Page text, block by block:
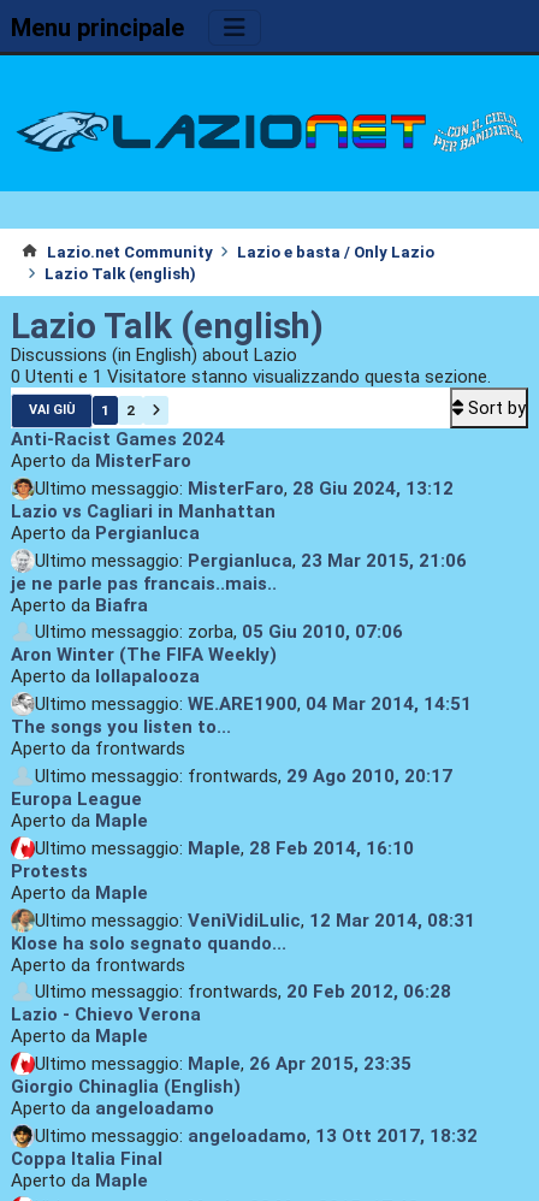
Menu principale
Lazio.net Community
Lazio e basta / Only Lazio
Lazio Talk (english)
Lazio Talk (english)
Discussions (in English) about Lazio
0 Utenti e 1 Visitatore stanno visualizzando questa sezione.
VAI GIÙ 1 2
Sort by
Anti-Racist Games 2024
Aperto da MisterFaro
Ultimo messaggio: MisterFaro, 28 Giu 2024, 13:12
Lazio vs Cagliari in Manhattan
Aperto da Pergianluca
Ultimo messaggio: Pergianluca, 23 Mar 2015, 21:06
je ne parle pas francais..mais..
Aperto da Biafra
Ultimo messaggio: zorba, 05 Giu 2010, 07:06
Aron Winter (The FIFA Weekly)
Aperto da lollapalooza
Ultimo messaggio: WE.ARE1900, 04 Mar 2014, 14:51
The songs you listen to...
Aperto da frontwards
Ultimo messaggio: frontwards, 29 Ago 2010, 20:17
Europa League
Aperto da Maple
Ultimo messaggio: Maple, 28 Feb 2014, 16:10
Protests
Aperto da Maple
Ultimo messaggio: VeniVidiLulic, 12 Mar 2014, 08:31
Klose ha solo segnato quando...
Aperto da frontwards
Ultimo messaggio: frontwards, 20 Feb 2012, 06:28
Lazio - Chievo Verona
Aperto da Maple
Ultimo messaggio: Maple, 26 Apr 2015, 23:35
Giorgio Chinaglia (English)
Aperto da angeloadamo
Ultimo messaggio: angeloadamo, 13 Ott 2017, 18:32
Coppa Italia Final
Aperto da Maple